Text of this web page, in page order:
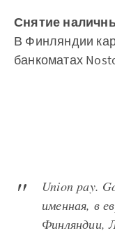
Снятие
В Финляндии
банкоматах
Union pay.
именная, в
Финляндии,